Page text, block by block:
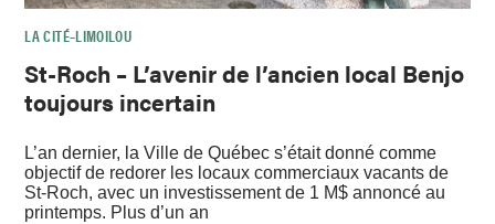
LA CITÉ–LIMOILOU
St-Roch – L’avenir de l’ancien local Benjo
toujours incertain
L’an dernier, la Ville de Québec s’était donné comme
objectif de redorer les locaux commerciaux vacants de
St-Roch, avec un investissement de 1 M$ annoncé au
printemps. Plus d’un an